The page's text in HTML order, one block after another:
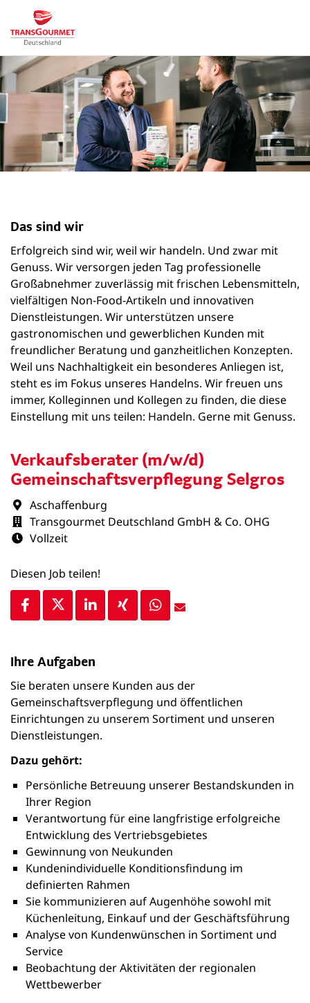
Verkaufsberater (m/w/d)
Gemeinschaftsverpflegung Selgros
Aschaffenburg
Transgourmet Deutschland GmbH & Co. OHG
Vollzeit
Diesen Job teilen!
Das sind wir
Erfolgreich sind wir, weil wir handeln. Und zwar mit
Genuss. Wir versorgen jeden Tag professionelle
Großabnehmer zuverlässig mit frischen Lebensmitteln,
vielfältigen Non-Food-Artikeln und innovativen
Dienstleistungen. Wir unterstützen unsere
gastronomischen und gewerblichen Kunden mit
freundlicher Beratung und ganzheitlichen Konzepten.
Weil uns Nachhaltigkeit ein besonderes Anliegen ist,
steht es im Fokus unseres Handelns. Wir freuen uns
immer, Kolleginnen und Kollegen zu finden, die diese
Einstellung mit uns teilen: Handeln. Gerne mit Genuss.
Ihre Aufgaben
Sie beraten unsere Kunden aus der
Gemeinschaftsverpflegung und öffentlichen
Einrichtungen zu unserem Sortiment und unseren
Dienstleistungen.
Dazu gehört:
Persönliche Betreuung unserer Bestandskunden in
Ihrer Region
Verantwortung für eine langfristige erfolgreiche
Entwicklung des Vertriebsgebietes
Gewinnung von Neukunden
Kundenindividuelle Konditionsfindung im
definierten Rahmen
Sie kommunizieren auf Augenhöhe sowohl mit
Küchenleitung, Einkauf und der Geschäftsführung
Analyse von Kundenwünschen in Sortiment und
Service
Beobachtung der Aktivitäten der regionalen
Wettbewerber